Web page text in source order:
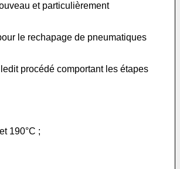
et particulièrement
le rechapage de pneumatiques
procédé comportant les étapes
190°C ;